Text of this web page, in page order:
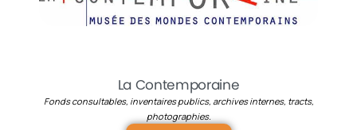
La Contemporaine
Fonds consultables, inventaires publics, archives internes, tracts,
photographies.